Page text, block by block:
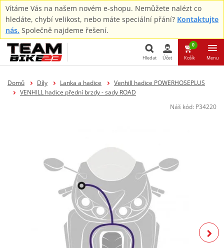
Vítáme Vás na našem novém e-shopu. Nemůžete nalézt co
hledáte, chybí velikost, nebo máte speciální přání? Kontaktujte
nás. Společně najdeme řešení.
Hledat
Hledat Účet
0
Košík Menu
Domů Díly Lanka a hadice
Venhill hadice POWERHOSEPLUS
VENHILL hadice přední brzdy - sady ROAD
Náš kód: P34220